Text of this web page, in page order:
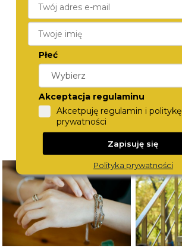
BERING
12131-132
590,-
Płeć
Akceptacja regulaminu
Akcetpuję regulamin i politykę
prywatności
Zapisuję się
Polityka prywatności